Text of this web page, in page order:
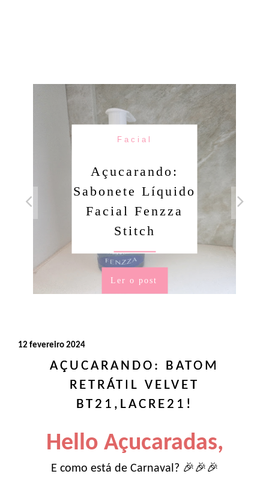
Facial
Açucarando:
Sabonete Líquido
Facial Fenzza
Stitch
Ler o post
12 fevereiro 2024
AÇUCARANDO: BATOM
RETRÁTIL VELVET
BT21,LACRE21!
Hello Açucaradas,
E como está de Carnaval? 🎉🎉🎉